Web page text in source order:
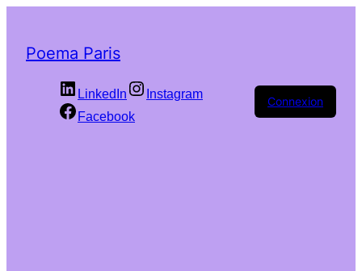
Poema Paris
LinkedIn
Instagram
Facebook
Connexion